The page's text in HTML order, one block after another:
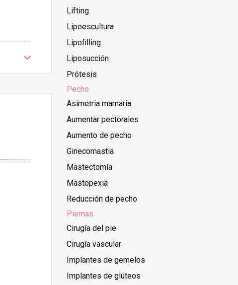
Lifting
Lipoescultura
Lipofilling
Liposucción
Prótesis
Pecho
Asimetria mamaria
Aumentar pectorales
Aumento de pecho
Ginecomastia
Mastectomía
Mastopexia
Reducción de pecho
Piernas
Cirugía del pie
Cirugía vascular
Implantes de gemelos
Implantes de glúteos